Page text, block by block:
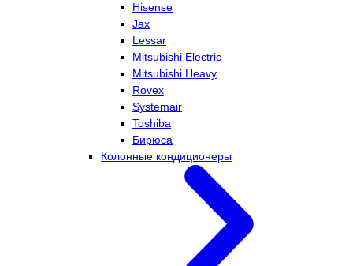
Hisense
Jax
Lessar
Mitsubishi Electric
Mitsubishi Heavy
Rovex
Systemair
Toshiba
Бирюса
Колонные кондиционеры